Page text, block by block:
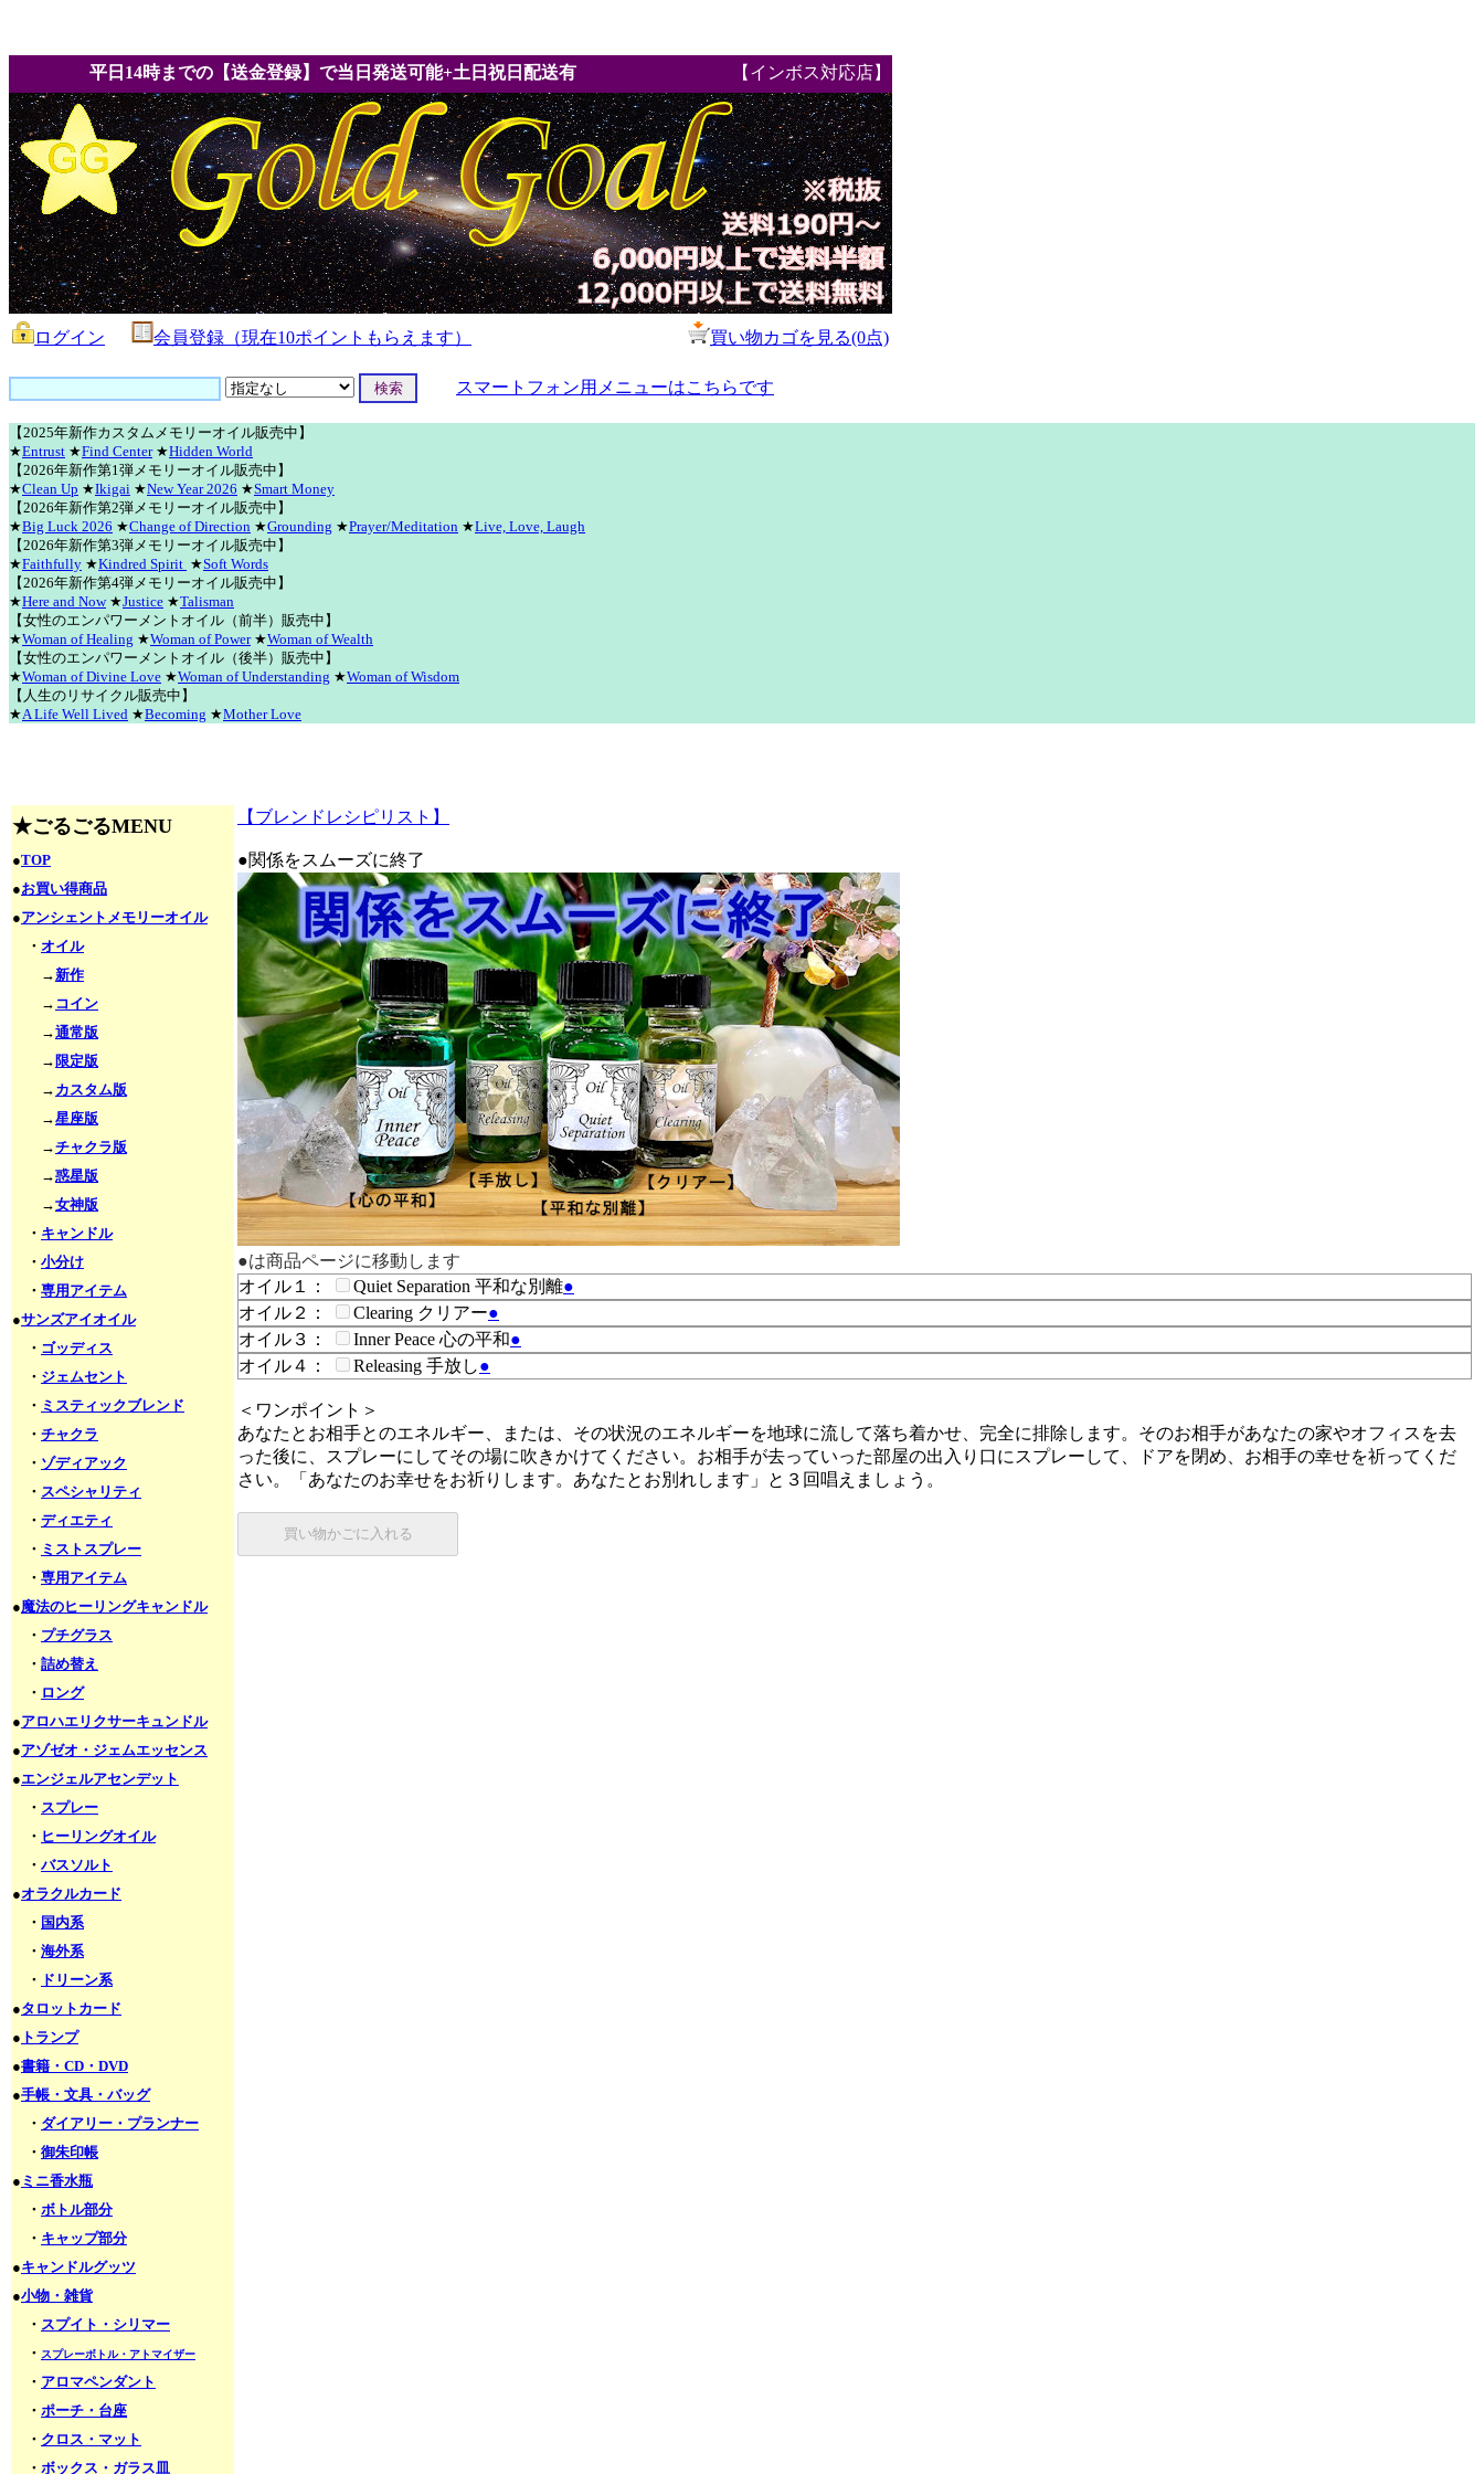
平日14時までの【送金登録】で当日発送可能+土日祝日配送有 【インボス対応店】
ログイン 会員登録（現在10ポイントもらえます） 買い物カゴを見る(0点)
スマートフォン用メニューはこちらです
【2025年新作カスタムメモリーオイル販売中】
★Entrust ★Find Center★Hidden World
【2026年新作第1弾メモリーオイル販売中】
★Clean Up ★Ikigai ★New Year 2026 ★Smart Money
【2026年新作第2弾メモリーオイル販売中】
★Big Luck 2026 ★Change of Direction ★Grounding ★Prayer/Meditation ★Live, Love, Laugh
【2026年新作第3弾メモリーオイル販売中】
★Faithfully ★Kindred Spirit ★Soft Words
【2026年新作第4弾メモリーオイル販売中】
★Here and Now★Justice ★Talisman
【女性のエンパワーメントオイル（前半）販売中】
★Woman of Healing ★Woman of Power★Woman of Wealth
【女性のエンパワーメントオイル（後半）販売中】
★Woman of Divine Love ★Woman of Understanding ★Woman of Wisdom
【人生のリサイクル販売中】
★A Life Well Lived ★Becoming ★Mother Love
★ごるごるMENU
●TOP
●お買い得商品
●アンシェントメモリーオイル
・ オイル
→新作
→ コイン
→通常版
→ 限定版
→ カスタム版
→星座版
→チャクラ版
→惑星版
→女神版
・ キャンドル
・ 小分け
・ 専用アイテム
●サンズアイオイル
・ ゴッディス
・ ジェムセント
・ ミスティックブレンド
・ チャクラ
・ ゾディアック
・ スペシャリティ
・ ディエティ
・ ミストスプレー
・ 専用アイテム
●魔法のヒーリングキャンドル
・ プチグラス
・ 詰め替え
・ ロング
●アロハエリクサーキュンドル
●アゾゼオ・ジェムエッセンス
●エンジェルアセンデット
・ スプレー
・ ヒーリングオイル
・ バスソルト
●オラクルカード
・ 国内系
・ 海外系
・ ドリーン系
●タロットカード
● トランプ
●書籍・CD・DVD
●手帳・文具・バッグ
・ ダイアリー・プランナー
・ 御朱印帳
● ミニ香水瓶
・ ボトル部分
・ キャップ部分
●キャンドルグッツ
●小物・雑貨
・ スプイト・シリマー
・ スプレーボトル・アトマイザー
・ アロマペンダント
・ ポーチ・台座
・ クロス・マット
・ ボックス・ガラス皿
【ブレンドレシピリスト】
●関係をスムーズに終了
●は商品ページに移動します
オイル１：
Quiet Separation 平和な別離●
オイル２：
Clearing クリアー●
オイル３：
Inner Peace 心の平和●
オイル４：
Releasing 手放し●
＜ワンポイント＞
あなたとお相手とのエネルギー、または、その状況のエネルギーを地球に流して落ち着かせ、完全に排除します。そのお相手があなたの家やオフィスを去
った後に、スプレーにしてその場に吹きかけてください。お相手が去っていった部屋の出入り口にスプレーして、ドアを閉め、お相手の幸せを祈ってくだ
さい。「あなたのお幸せをお祈りします。あなたとお別れします」と３回唱えましょう。